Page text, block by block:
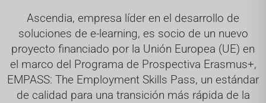
Ascendia, empresa líder en el desarrollo de
soluciones de e-learning, es socio de un nuevo
proyecto financiado por la Unión Europea (UE) en
el marco del Programa de Prospectiva Erasmus+,
EMPASS: The Employment Skills Pass, un estándar
de calidad para una transición más rápida de la